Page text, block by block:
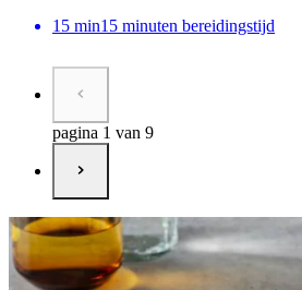
15 min15 minuten bereidingstijd
pagina 1 van 9